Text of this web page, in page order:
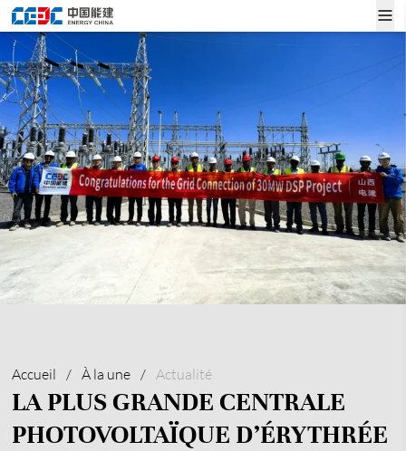
Accueil / À la une / Actualité
LA PLUS GRANDE CENTRALE
PHOTOVOLTAÏQUE D’ÉRYTHRÉE